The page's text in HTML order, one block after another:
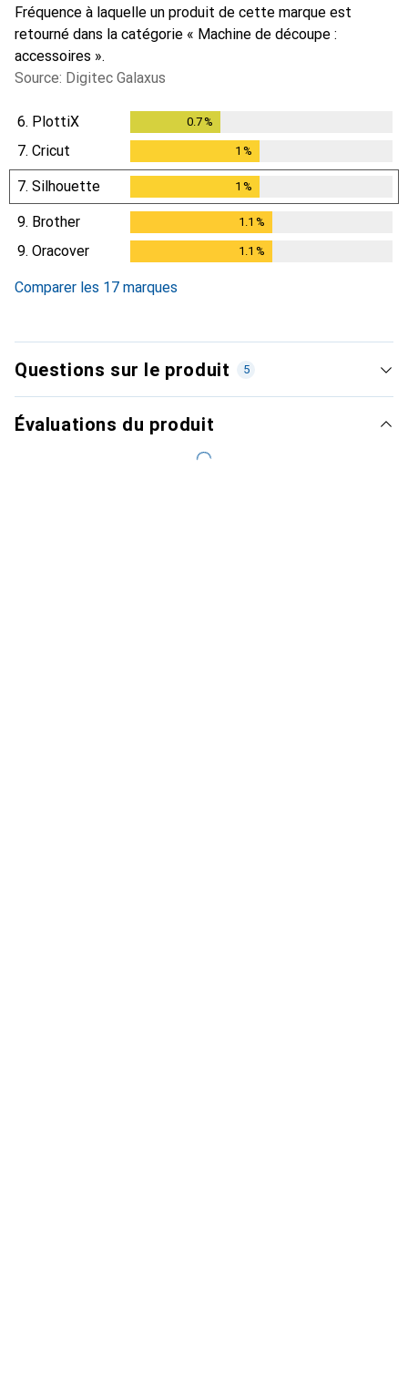
Fréquence à laquelle un produit de cette marque est
retourné dans la catégorie « Machine de découpe :
accessoires ».
Source: Digitec Galaxus
6. PlottiX 0.7%
7. Cricut 1 %
7. Silhouette 1 %
9. Brother 1.1 %
9. Oracover 1.1 %
Comparer les 17 marques
Questions sur le produit 5
Évaluations du produit